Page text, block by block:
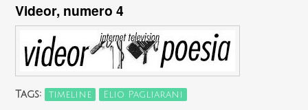
Videor, numero 4
Tags: timeline Elio Pagliarani